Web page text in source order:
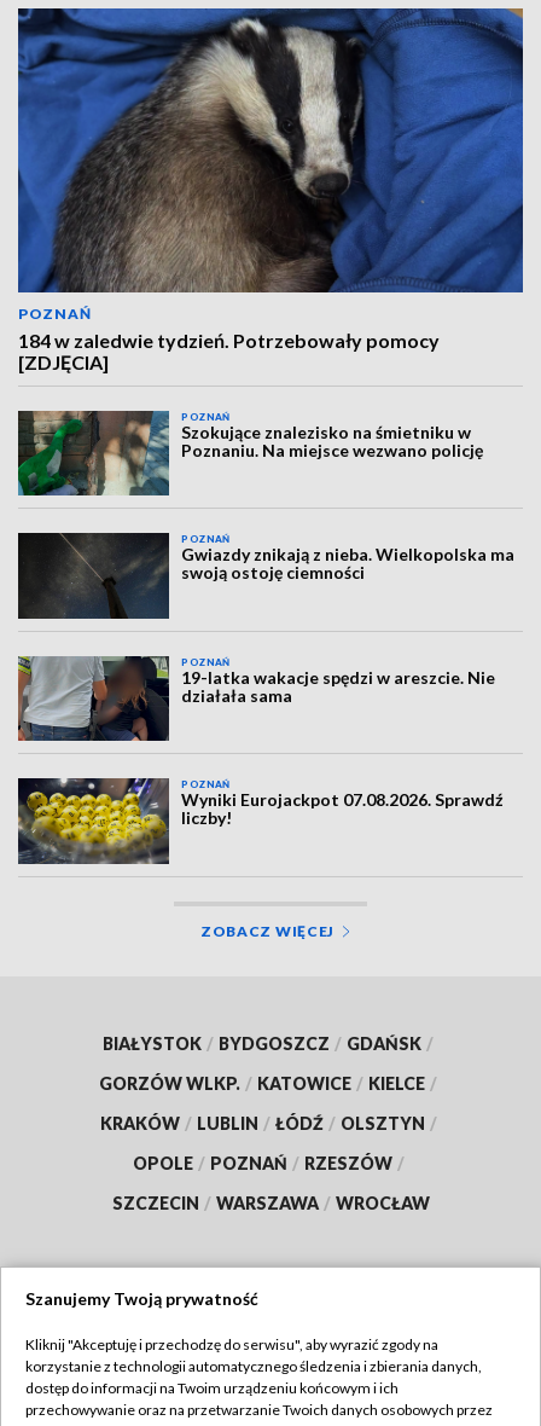
POZNAŃ
184 w zaledwie tydzień. Potrzebowały pomocy
[ZDJĘCIA]
POZNAŃ
Szokujące znalezisko na śmietniku w
Poznaniu. Na miejsce wezwano policję
POZNAŃ
Gwiazdy znikają z nieba. Wielkopolska ma
swoją ostoję ciemności
POZNAŃ
19-latka wakacje spędzi w areszcie. Nie
działała sama
POZNAŃ
Wyniki Eurojackpot 07.08.2026. Sprawdź
liczby!
ZOBACZ WIĘCEJ
BIAŁYSTOK / BYDGOSZCZ / GDAŃSK /
GORZÓW WLKP. / KATOWICE / KIELCE /
KRAKÓW / LUBLIN / ŁÓDŹ / OLSZTYN /
OPOLE / POZNAŃ / RZESZÓW /
SZCZECIN / WARSZAWA / WROCŁAW
TVP
Abonament TVP
Regulamin TVP
Szanujemy Twoją prywatność
Kliknij "Akceptuję i przechodzę do serwisu", aby wyrazić zgody na
korzystanie z technologii automatycznego śledzenia i zbierania danych,
dostęp do informacji na Twoim urządzeniu końcowym i ich
przechowywanie oraz na przetwarzanie Twoich danych osobowych przez